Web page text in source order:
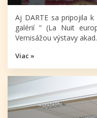
Aj DARTE sa pripojila
galérií “ (La Nuit
Vernisážou výstavy
Viac »